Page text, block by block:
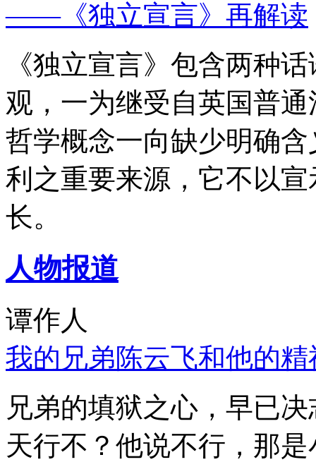
——《独立宣言》再解读
《独立宣言》包含两种
观，一为继受自英国普
哲学概念一向缺少明确
利之重要来源，它不以
长。
人物报道
谭作人
我的兄弟陈云飞和他的
兄弟的填狱之心，早已
天行不？他说不行，那